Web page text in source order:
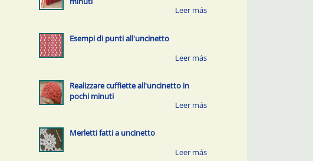
Esempi di punti all'uncinetto
Realizzare cuffiette all'uncinetto in
pochi minuti
Merletti fatti a uncinetto